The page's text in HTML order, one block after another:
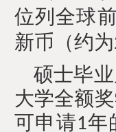
位列全球
新币（约为
硕士毕
大学全额
可申请1年